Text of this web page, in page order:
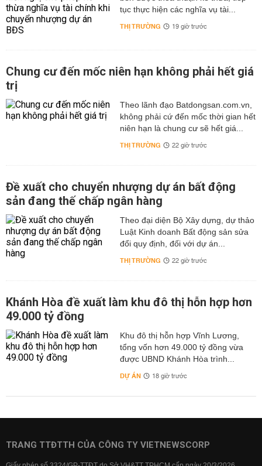
tục thực hiện các nghĩa vụ tài...
THỊ TRƯỜNG 19 giờ trước
Chung cư đến mốc niên hạn không phải hết giá
trị
Theo lãnh đạo Batdongsan.com.vn,
không phải cứ đến mốc thời gian hết
niên hạn là chung cư sẽ hết giá...
THỊ TRƯỜNG 22 giờ trước
Đề xuất cho chuyển nhượng dự án bất động
sản đang thế chấp ngân hàng
Theo đại diện Bộ Xây dựng, dự thảo
Luật Kinh doanh Bất động sản sửa
đổi quy định, đối với dự án...
THỊ TRƯỜNG 22 giờ trước
Khánh Hòa đề xuất làm khu đô thị hỗn hợp hơn
49.000 tỷ đồng
Khu đô thị hỗn hợp Vĩnh Lương,
tổng vốn hơn 49.000 tỷ đồng vừa
được UBND Khánh Hòa trình...
DỰ ÁN 18 giờ trước
TRANG TTĐTTH CỦA CÔNG TY VIETNEWSCORP